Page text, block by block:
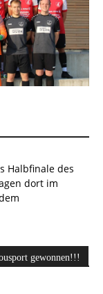
Halbfinale des
dort im
gewonnen!!!